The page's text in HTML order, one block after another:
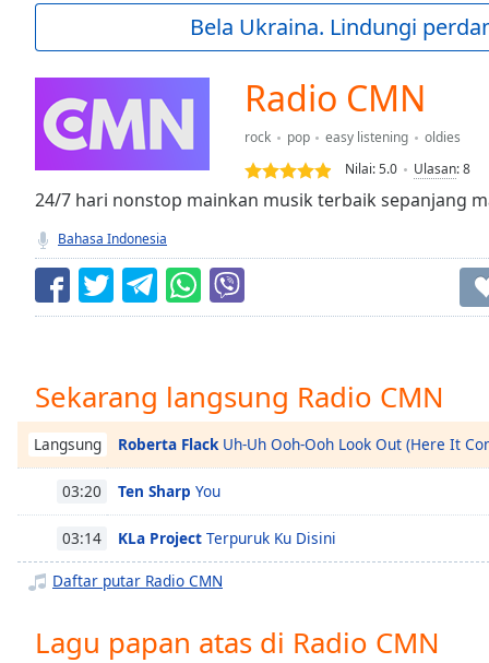
Current
Duration-:-
Loaded:
0.00%
Stream
TypeLIVE
live,
currently
behind
LIVE
Remaining
Playback
Rate
Chapters
Chapters
Descriptions
off,
Bela Ukraina. Lindungi
Radio CMN
rock pop easy listening
oldies
Nilai:5.0 Ulasan:8
24/7 hari nonstop mainkan musik terbaik sepanjang
Bahasa Indonesia
Sekarang langsung Radio CMN
Langsung Roberta Flack Uh-Uh Ooh-Ooh Look Out (Here It
03:20 Ten Sharp You
03:14 KLa Project Terpuruk Ku Disini
Daftar putar Radio CMN
Lagu papan atas di Radio CMN